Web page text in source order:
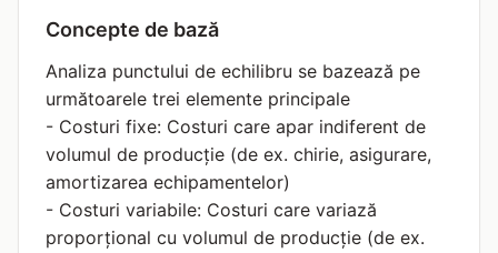
Concepte de bază
Analiza punctului de echilibru se bazează pe
următoarele trei elemente principale
- Costuri fixe: Costuri care apar indiferent de
volumul de producție (de ex. chirie, asigurare,
amortizarea echipamentelor)
- Costuri variabile: Costuri care variază
proporțional cu volumul de producție (de ex.